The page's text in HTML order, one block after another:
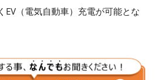
EV（電気自動車）充電が可能とな